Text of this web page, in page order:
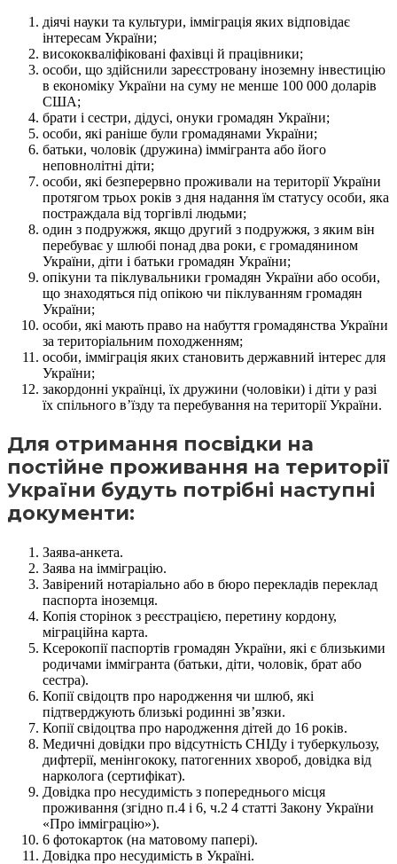
діячі науки та культури, імміграція яких відповідає
інтересам України;
висококваліфіковані фахівці й працівники;
особи, що здійснили зареєстровану іноземну інвестицію
в економіку України на суму не менше 100 000 доларів
США;
брати і сестри, дідусі, онуки громадян України;
особи, які раніше були громадянами України;
батьки, чоловік (дружина) іммігранта або його
неповнолітні діти;
особи, які безперервно проживали на території України
протягом трьох років з дня надання їм статусу особи, яка
постраждала від торгівлі людьми;
один з подружжя, якщо другий з подружжя, з яким він
перебуває у шлюбі понад два роки, є громадянином
України, діти і батьки громадян України;
опікуни та піклувальники громадян України або особи,
що знаходяться під опікою чи піклуванням громадян
України;
особи, які мають право на набуття громадянства України
за територіальним походженням;
особи, імміграція яких становить державний інтерес для
України;
закордонні українці, їх дружини (чоловіки) і діти у разі
їх спільного в’їзду та перебування на території України.
Для отримання посвідки на
постійне проживання на території
України будуть потрібні наступні
документи:
Заява-анкета.
Заява на імміграцію.
Завірений нотаріально або в бюро перекладів переклад
паспорта іноземця.
Копія сторінок з реєстрацією, перетину кордону,
міграційна карта.
Ксерокопії паспортів громадян України, які є близькими
родичами іммігранта (батьки, діти, чоловік, брат або
сестра).
Копії свідоцтв про народження чи шлюб, які
підтверджують близькі родинні зв’язки.
Копії свідоцтва про народження дітей до 16 років.
Медичні довідки про відсутність СНІДу і туберкульозу,
дифтерії, менінгококу, патогенних хвороб, довідка від
нарколога (сертифікат).
Довідка про несудимість з попереднього місця
проживання (згідно п.4 і 6, ч.2 4 статті Закону України
«Про імміграцію»).
6 фотокарток (на матовому папері).
Довідка про несудимість в Україні.